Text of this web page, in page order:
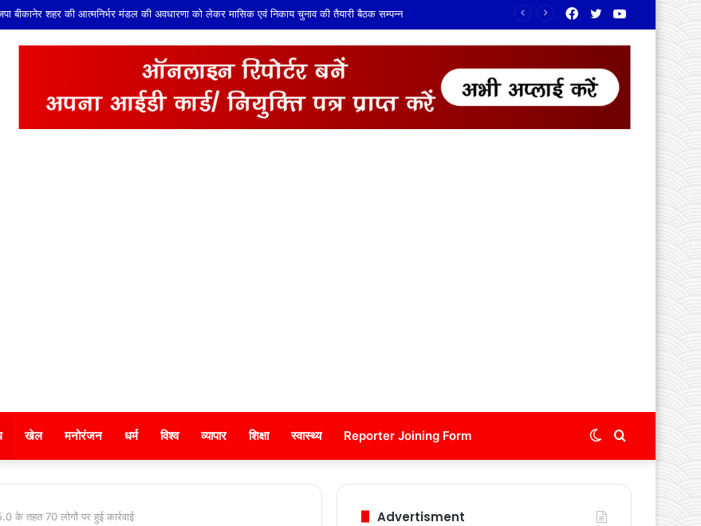
बीकानेर शहर की आत्मनिर्भर मंडल की अवधारणा को लेकर मासिक एवं निकाय चुनाव की तैयारी बैठक सम्पन्न YouTube
Twitter
Facebook
खेल मनोरंजन धर्म विश्व व्यापार शिक्षा स्वास्थ्य Reporter Joining Form Switch
skin
के तहत 70 लोगों पर हुई कार्रवाई Advertisment